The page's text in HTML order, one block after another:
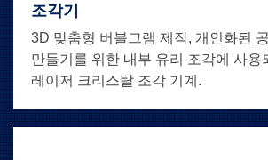
조각기
3D 맞춤형 버블그램 제작, 개인화된
만들기를 위한 내부 유리 조각에 사용
레이저 크리스탈 조각 기계.